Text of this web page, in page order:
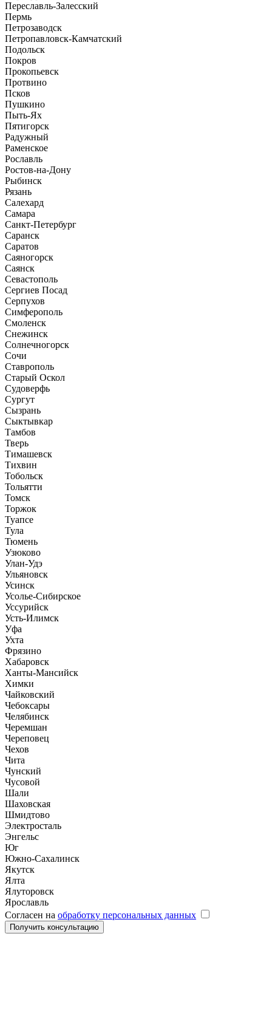
Переславль-Залесский
Пермь
Петрозаводск
Петропавловск-Камчатский
Подольск
Покров
Прокопьевск
Протвино
Псков
Пушкино
Пыть-Ях
Пятигорск
Радужный
Раменское
Рославль
Ростов-на-Дону
Рыбинск
Рязань
Салехард
Самара
Санкт-Петербург
Саранск
Саратов
Саяногорск
Саянск
Севастополь
Сергиев Посад
Серпухов
Симферополь
Смоленск
Снежинск
Солнечногорск
Сочи
Ставрополь
Старый Оскол
Судоверфь
Сургут
Сызрань
Сыктывкар
Тамбов
Тверь
Тимашевск
Тихвин
Тобольск
Тольятти
Томск
Торжок
Туапсе
Тула
Тюмень
Узюково
Улан-Удэ
Ульяновск
Усинск
Усолье-Сибирское
Уссурийск
Усть-Илимск
Уфа
Ухта
Фрязино
Хабаровск
Ханты-Мансийск
Химки
Чайковский
Чебоксары
Челябинск
Черемшан
Череповец
Чехов
Чита
Чунский
Чусовой
Шали
Шаховская
Шмидтово
Электросталь
Энгельс
Юг
Южно-Сахалинск
Якутск
Ялта
Ялуторовск
Ярославль
Согласен на обработку персональных данных
Получить консультацию